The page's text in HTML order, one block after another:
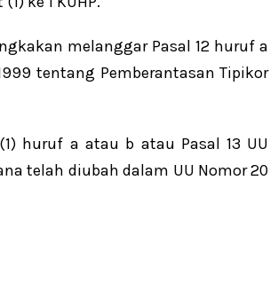
melanggar Pasal 12 huruf a
tentang Pemberantasan Tipikor
huruf a atau b atau Pasal 13 UU
telah diubah dalam UU Nomor 20